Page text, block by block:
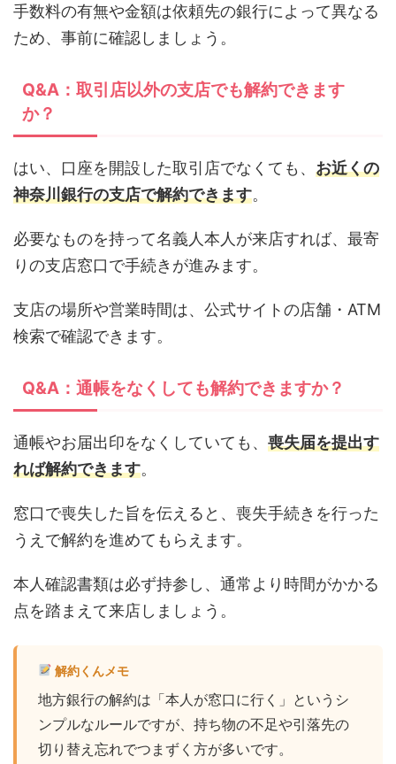
手数料の有無や金額は依頼先の銀行によって異なる
ため、事前に確認しましょう。
Q&A：取引店以外の支店でも解約できます
か？
はい、口座を開設した取引店でなくても、 お近くの
神奈川銀行の支店で解約できます。
必要なものを持って名義人本人が来店すれば、最寄
りの支店窓口で手続きが進みます。
支店の場所や営業時間は、公式サイトの店舗・ATM
検索で確認できます。
Q&A：通帳をなくしても解約できますか？
通帳やお届出印をなくしていても、 喪失届を提出す
れば解約できます。
窓口で喪失した旨を伝えると、喪失手続きを行った
うえで解約を進めてもらえます。
本人確認書類は必ず持参し、通常より時間がかかる
点を踏まえて来店しましょう。
解約くんメモ
地方銀行の解約は「本人が窓口に行く」というシ
ンプルなルールですが、持ち物の不足や引落先の
切り替え忘れでつまずく方が多いです。